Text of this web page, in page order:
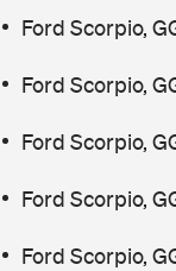
Ford Scorpio,
Ford Scorpio,
Ford Scorpio,
Ford Scorpio,
Ford Scorpio,